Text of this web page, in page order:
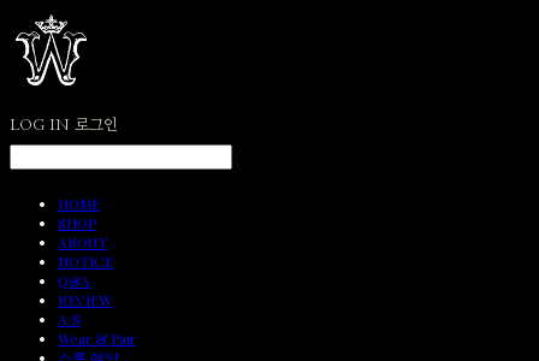
LOG IN 로그인
HOME
SHOP
ABOUT
NOTICE
Q&A
REVIEW
A/S
Wear & Pair